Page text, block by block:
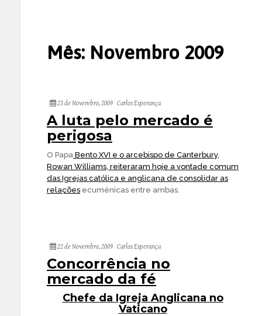
Mês: Novembro 2009
23 de Novembro, 2009 Carlos Esperança
A luta pelo mercado é
perigosa
O Papa Bento XVI e o arcebispo de Canterbury,
Rowan Williams, reiteraram hoje a vontade comum
das Igrejas católica e anglicana de consolidar as
relações ecuménicas entre ambas.
22 de Novembro, 2009 Carlos Esperança
Concorrência no
mercado da fé
Chefe da Igreja Anglicana no
Vaticano